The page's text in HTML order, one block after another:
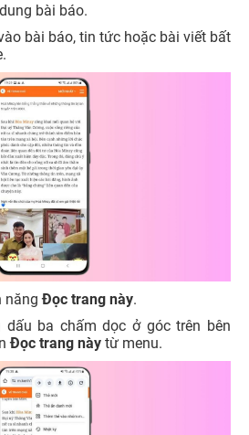
bài báo.
bài báo, tin tức hoặc bài viết bất
năngĐọc trang này.
dấu ba chấm dọc ở góc trên bên
Đọc trang này từ menu.